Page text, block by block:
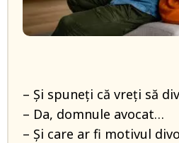
– Şi spuneţi că vreţi să
– Da, domnule avocat…
– Şi care ar fi motivul